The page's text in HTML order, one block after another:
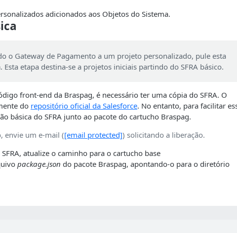
adicionados aos Objetos do Sistema.
o Gateway de Pagamento a um projeto personalizado, pule esta
Esta etapa destina-se a projetos iniciais partindo do SFRA básico.
front-end da Braspag, é necessário ter uma cópia do SFRA. O
do repositório oficial da Salesforce. No entanto, para facilitar
básica do SFRA junto ao pacote do cartucho Braspag.
envie um e-mail ([email protected]) solicitando a liberação.
atualize o caminho para o cartucho base
package.json do pacote Braspag, apontando-o para o diretório